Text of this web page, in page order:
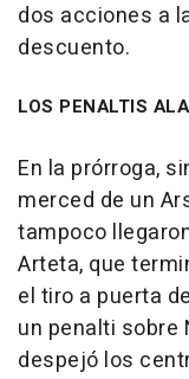
dos acciones a
descuento.
LOS PENALTIS
En la prórroga,
merced de un
tampoco
Arteta, que
el tiro a puerta
un penalti sobre
despejó los